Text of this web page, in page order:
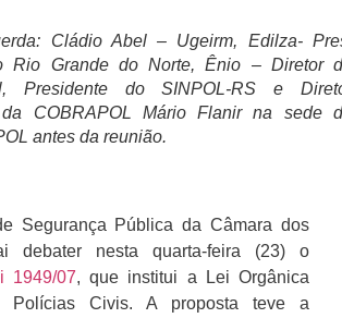
Cládio Abel – Ugeirm, Edilza-
Rio Grande do Norte, Ênio – Diretor
Presidente do SINPOL-RS e
COBRAPOL Mário Flanir na sede
antes da reunião.
Segurança Pública da Câmara dos
debater nesta quarta-feira (23) o
1949/07, que institui a Lei Orgânica
Polícias Civis. A proposta teve a